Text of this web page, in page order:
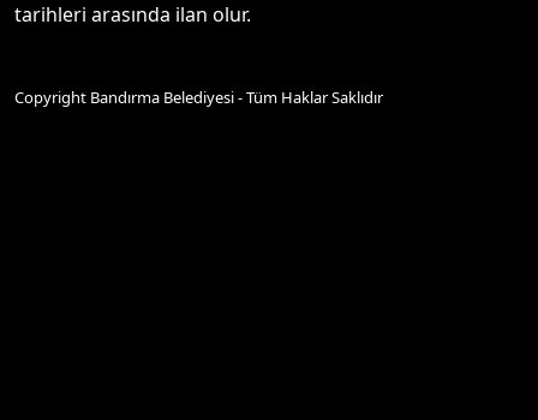
tarihleri arasında ilan olur.
Copyright Bandırma Belediyesi - Tüm Haklar Saklıdır